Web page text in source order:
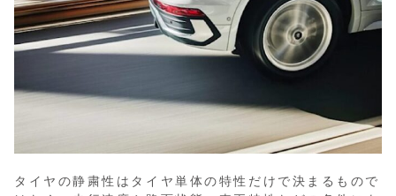
タイヤの静粛性はタイヤ単体の特性だけで決まるもので